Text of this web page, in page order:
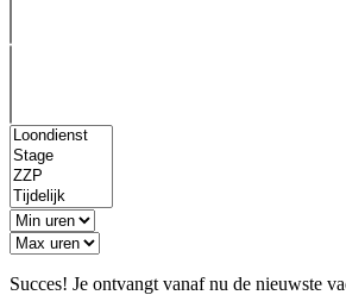
Succes! Je ontvangt vanaf nu de nieuwste